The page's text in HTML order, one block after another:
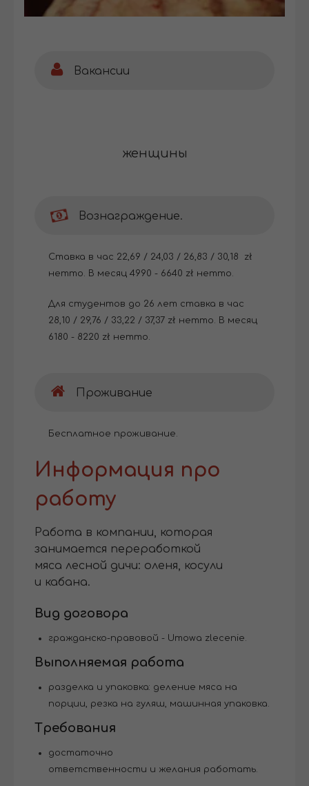
Вакансии
женщины
Вознаграждение.
Ставка в час 22,69 / 24,03 / 26,83 / 30,18 zł
нетто. В месяц 4990 - 6640 zł нетто.
Для студентов до 26 лет ставка в час
28,10 / 29,76 / 33,22 / 37,37 zł нетто. В месяц
6180 - 8220 zł нетто.
Проживание
Бесплатное проживание.
Информация про
работу
Работа в компании, которая
занимается переработкой
мяса лесной дичи: оленя, косули
и кабана.
Вид договора
гражданско-правовой - Umowa zlecenie.
Выполняемая работа
разделка и упаковка: деление мяса на
порции, резка на гуляш, машинная упаковка.
Требования
достаточно
ответственности и желания работать.